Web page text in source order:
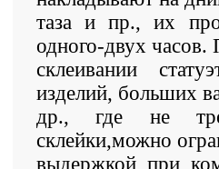
таза и пр., их
одного-двух часов.
склеивании
изделий, больших
др., где не
склейки,можно
выдержкой при